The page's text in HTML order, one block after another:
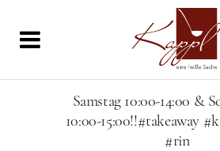
Samstag 10:00-14:00 &
10:00-15:00!!#takeaway
#rin